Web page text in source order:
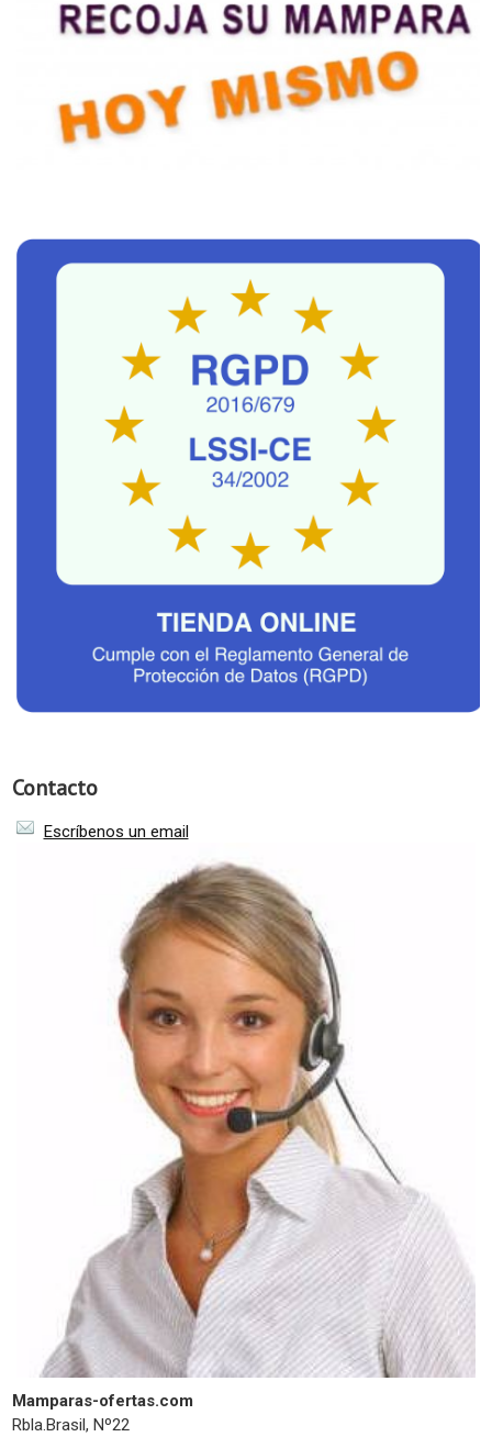
Contacto
Escríbenos un email
Mamparas-ofertas.com
Rbla.Brasil, Nº22